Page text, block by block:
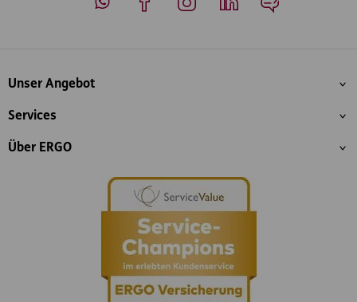
Inhaltsübersicht
Unser Angebot
Services
Über ERGO